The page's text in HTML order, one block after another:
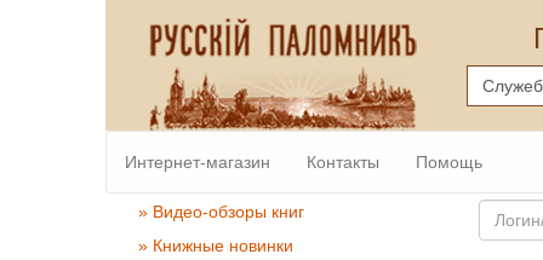
Интернет-магазин Контакты Помощь
» Видео-обзоры книг
» Книжные новинки
Email